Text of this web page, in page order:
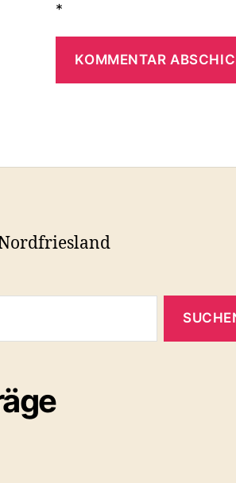
*